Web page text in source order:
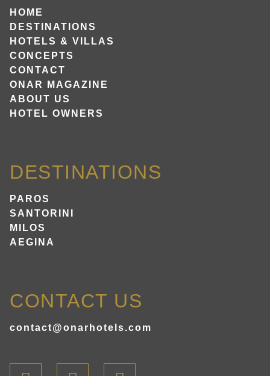
HOME
DESTINATIONS
HOTELS & VILLAS
CONCEPTS
CONTACT
ONAR MAGAZINE
ABOUT US
HOTEL OWNERS
DESTINATIONS
PAROS
SANTORINI
MILOS
AEGINA
CONTACT US
contact@onarhotels.com